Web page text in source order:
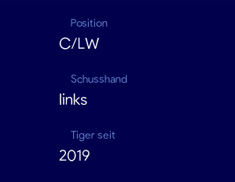
Position
C/LW
Schusshand
links
Tiger seit
2019